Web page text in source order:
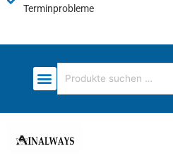
Terminprobleme
Suchen
nach: